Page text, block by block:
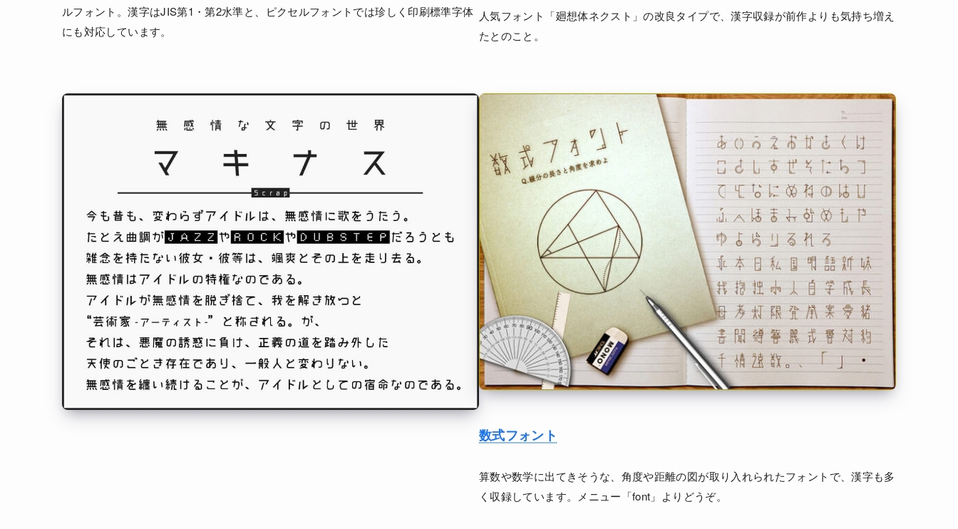
ルフォント。漢字はJIS第1・第2水準と、ピクセルフォントでは珍しく印刷標準字体
にも対応しています。
人気フォント「廻想体ネクスト」の改良タイプで、漢字収録が前作よりも気持ち増え
たとのこと。
数式フォント
算数や数学に出てきそうな、角度や距離の図が取り入れられたフォントで、漢字も多
く収録しています。メニュー「font」よりどうぞ。